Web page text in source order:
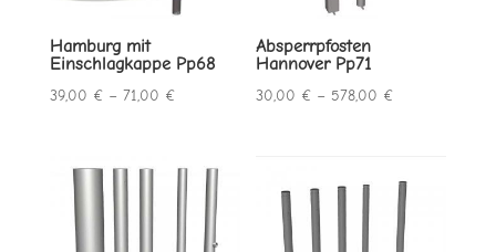
Hamburg mit
Einschlagkappe Pp68
39,00 € – 71,00 €Preisspanne:
71,00 €
Absperrpfosten
Hannover Pp71
30,00 € – 578,00 €Preisspanne:
578,00 €